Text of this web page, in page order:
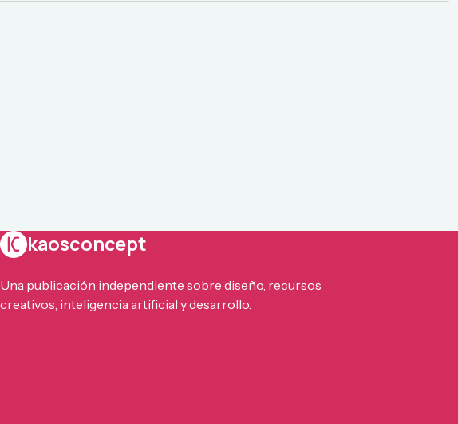
kaosconcept
Una publicación independiente sobre diseño, recursos
creativos, inteligencia artificial y desarrollo.